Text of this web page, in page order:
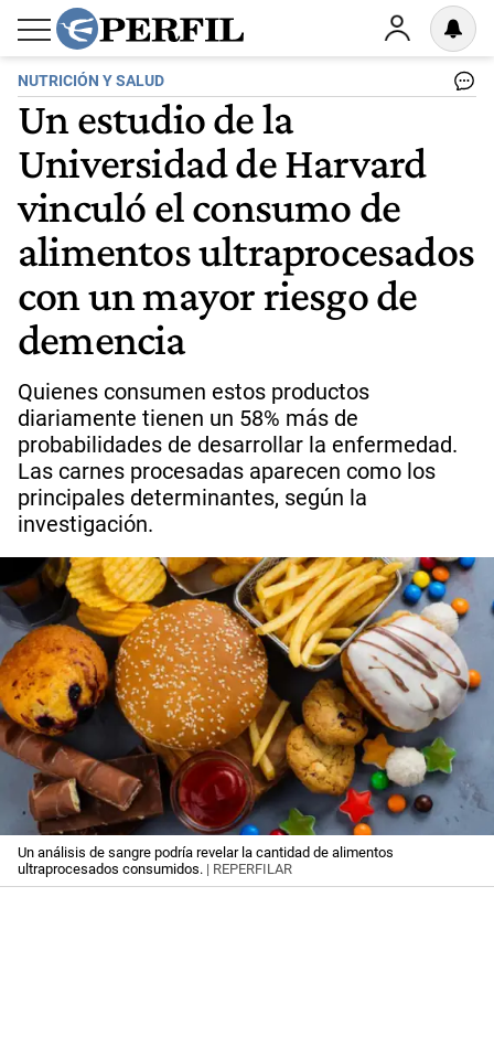
NUTRICIÓN Y SALUD
Un estudio de la
Universidad de Harvard
vinculó el consumo de
alimentos ultraprocesados
con un mayor riesgo de
demencia
Quienes consumen estos productos
diariamente tienen un 58% más de
probabilidades de desarrollar la enfermedad.
Las carnes procesadas aparecen como los
principales determinantes, según la
investigación.
Un análisis de sangre podría revelar la cantidad de alimentos
ultraprocesados consumidos. | REPERFILAR